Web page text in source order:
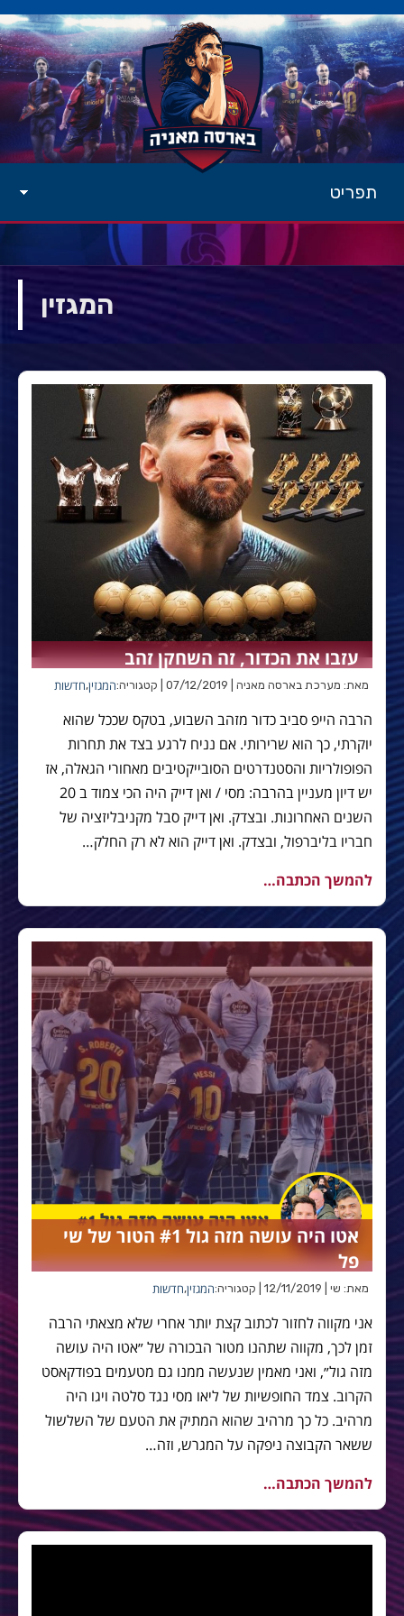
תפריט
המגזין
עזבו את הכדור, זה השחקן זהב
מאת: מערכת בארסה מאניה | 07/12/2019 | קטגוריה: המגזין,חדשות
הרבה הייפ סביב כדור מזהב השבוע, בטקס שככל שהוא
יוקרתי, כך הוא שרירותי. אם נניח לרגע בצד את תחרות
הפופולריות והסטנדרטים הסובייקטיבים מאחורי הגאלה, אז
יש דיון מעניין בהרבה: מסי / ואן דייק היה הכי צמוד ב 20
השנים האחרונות. ובצדק. ואן דייק סבל מקניבליזציה של
חבריו בליברפול, ובצדק. ואן דייק הוא לא רק החלק…
להמשך הכתבה…
אטו היה עושה מזה גול #1 הטור של שי
פל
מאת: שי | 12/11/2019 | קטגוריה: המגזין,חדשות
אני מקווה לחזור לכתוב קצת יותר אחרי שלא מצאתי הרבה
זמן לכך, מקווה שתהנו מטור הבכורה של ״אטו היה עושה
מזה גול״, ואני מאמין שנעשה ממנו גם מטעמים בפודקאסט
הקרוב. צמד החופשיות של ליאו מסי נגד סלטה ויגו היה
מרהיב. כל כך מרהיב שהוא המתיק את הטעם של השלשול
ששאר הקבוצה ניפקה על המגרש, וזה…
להמשך הכתבה…